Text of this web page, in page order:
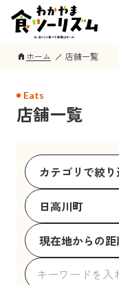
home ホーム 店舗一覧
Eats
店舗一覧